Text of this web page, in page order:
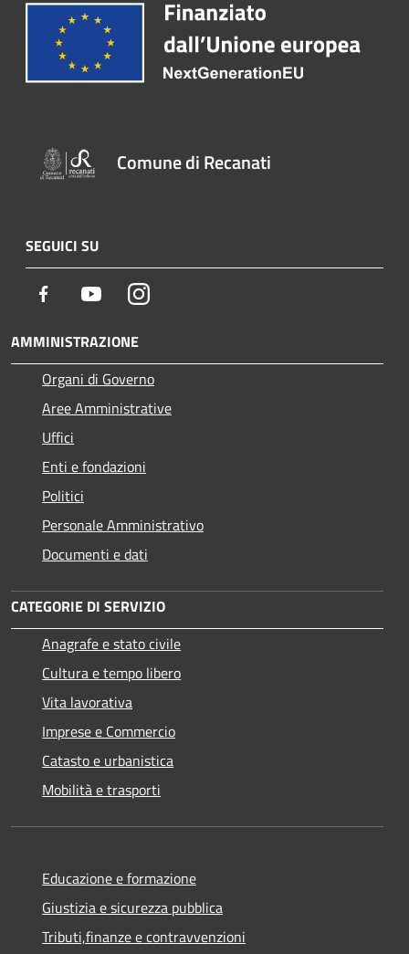
Comune di Recanati
SEGUICI SU
Facebook YoutubeInstagram
AMMINISTRAZIONE
Organi di Governo
Aree Amministrative
Uffici
Enti e fondazioni
Politici
Personale Amministrativo
Documenti e dati
CATEGORIE DI SERVIZIO
Anagrafe e stato civile
Cultura e tempo libero
Vita lavorativa
Imprese e Commercio
Catasto e urbanistica
Mobilità e trasporti
Educazione e formazione
Giustizia e sicurezza pubblica
Tributi,finanze e contravvenzioni